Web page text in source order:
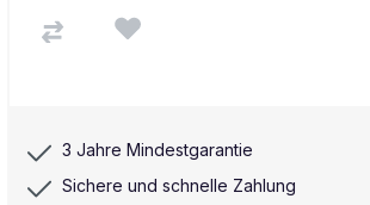
3 Jahre Mindestgarantie
Sichere und schnelle Zahlung